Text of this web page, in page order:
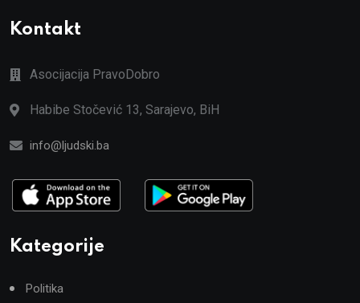
Kontakt
Asocijacija PravoDobro
Habibe Stočević 13, Sarajevo, BiH
info@ljudski.ba
Kategorije
Politika